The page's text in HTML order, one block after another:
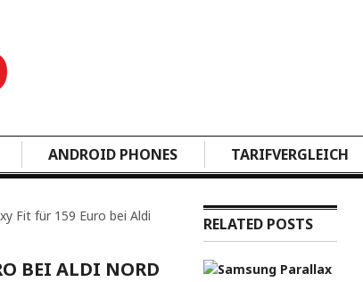
ANDROID PHONES TARIFVERGLEICH
Fit für 159 Euro bei Aldi
BEI ALDI NORD
RELATED POSTS